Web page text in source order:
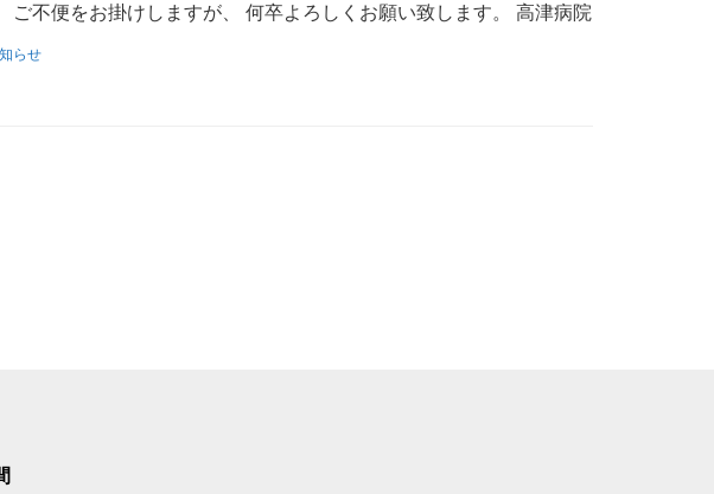
不便をお掛けしますが、 何卒よろしくお願い致します。 高津病院
らせ